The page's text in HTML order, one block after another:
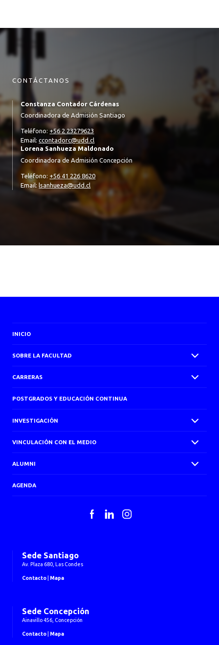
CONTÁCTANOS
Constanza Contador Cárdenas
Coordinadora de Admisión Santiago
Teléfono:+56 2 23279623
Email:ccontadorc@udd.cl
Lorena Sanhueza Maldonado
Coordinadora de Admisión Concepción
Teléfono: +56 41 226 8620
Email: lsanhueza@udd.cl
INICIO
SOBRE LA FACULTAD
CARRERAS
POSTGRADOS Y EDUCACIÓN CONTINUA
INVESTIGACIÓN
VINCULACIÓN CON EL MEDIO
ALUMNI
AGENDA
FacebookLinkedInInstagram
Sede Santiago
Av. Plaza 680, Las Condes
Contacto Mapa
Sede Concepción
Ainavillo 456, Concepción
Contacto Mapa